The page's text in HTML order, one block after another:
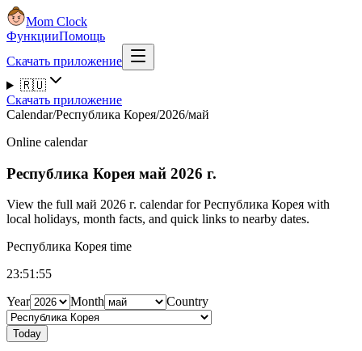
Mom Clock
ФункцииПомощь
Скачать приложение
🇷🇺
Скачать приложение
Calendar/Республика Корея/2026/май
Online calendar
Республика Корея май 2026 г.
View the full май 2026 г. calendar for Республика Корея with
local holidays, month facts, and quick links to nearby dates.
Республика Корея time
23:51:56
Year
Month Country
Today